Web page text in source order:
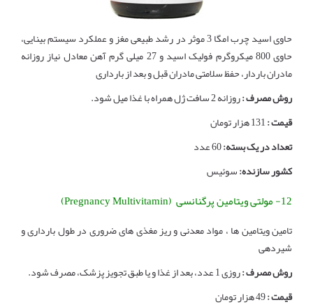
حاوی اسید چرب امگا 3 موثر در رشد طبیعی مغز و عملکرد سیستم بینایی،
حاوی 800 میکروگرم فولیک اسید و 27 میلی گرم آهن معادل نیاز روزانه
مادران باردار، حفظ سلامتی مادران قبل و بعد از بارداری
روش مصرف :روزانه 2 سافت ژل همراه با غذا میل شود.
قیمت :131 هزار تومان
تعداد در یک بسته:60 عدد
کشور سازنده:سوئیس
12- مولتی ویتامین پرگنانسی (Pregnancy Multivitamin)
تامین ویتامین ها ، مواد معدنی و ریز مغذی های ضروری در طول بارداری و
شیردهی
روش مصرف :روزی 1 عدد، بعد از غذا و یا طبق تجویز پزشک، مصرف شود.
قیمت :49 هزار تومان